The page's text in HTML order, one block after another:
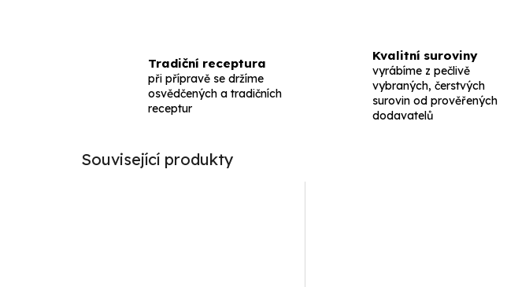
Tradiční receptura
při přípravě se držíme
osvědčených a tradičních
receptur
Kvalitní suroviny
vyrábíme z pečlivě
vybraných, čerstvých
surovin od prověřených
dodavatelů
Související produkty